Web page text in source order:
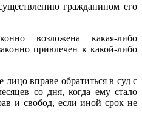
гражданином его
возложена какая-либо
привлечен к какой-либо
вправе обратиться в суд с
со дня, когда ему стало
и свобод, если иной срок не